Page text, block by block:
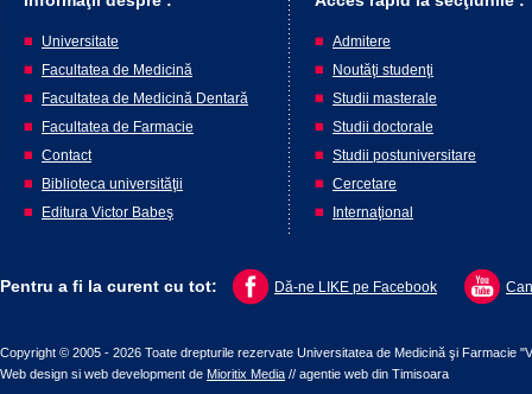
Universitate
Facultatea de Medicină
Facultatea de Medicină Dentară
Facultatea de Farmacie
Contact
Biblioteca universităţii
Editura Victor Babeş
Admitere
Noutăţi studenţi
Studii masterale
Studii doctorale
Studii postuniversitare
Cercetare
Internaţional
Pentru a fi la curent cu tot: Dă-ne LIKE pe Facebook
Copyright © 2005 - 2026 Toate drepturile rezervate Universitatea de Medicină şi Farmacie
Web design si web development de Mioritix Media // agentie web din Timisoara